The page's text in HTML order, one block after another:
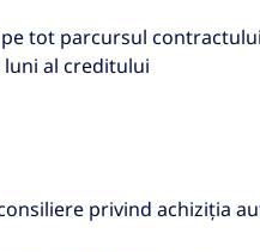
tot parcursul
luni al creditului
privind achiziția